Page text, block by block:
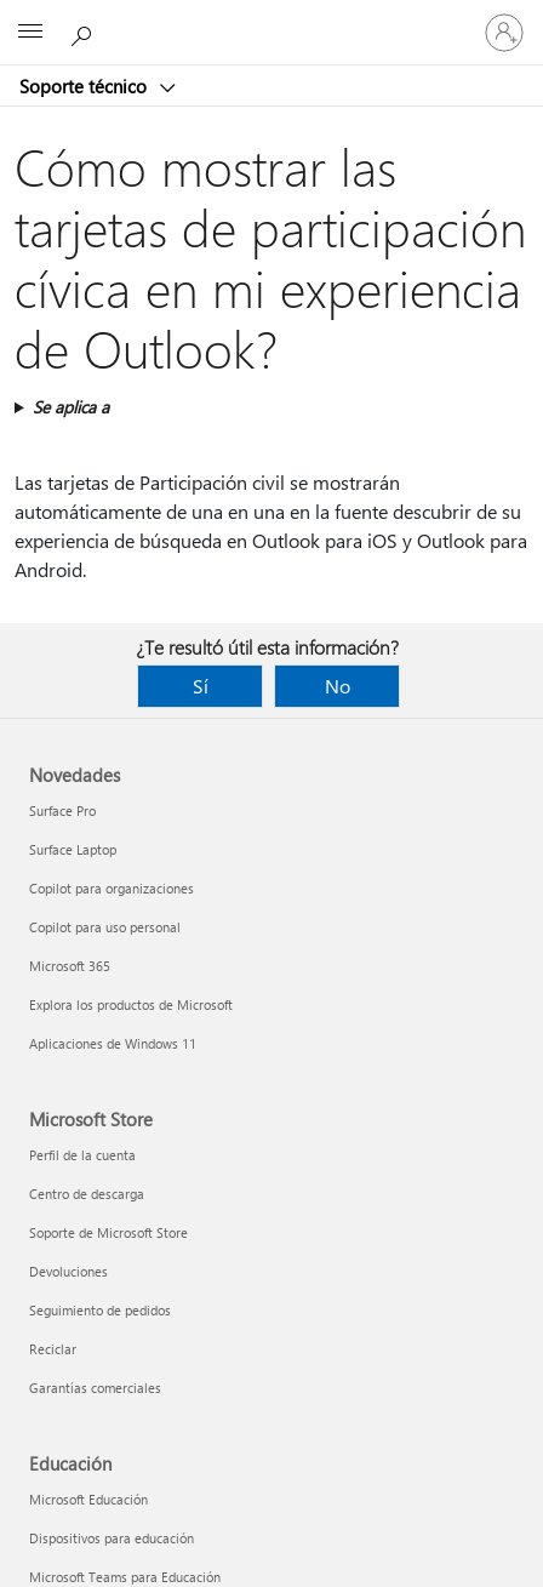
Soporte técnico
Iniciar
sesión
en
cuenta
Cómo mostrar las
tarjetas de participación
cívica en mi experiencia
de Outlook?
Se aplica a
Las tarjetas de Participación civil se mostrarán
automáticamente de una en una en la fuente descubrir de su
experiencia de búsqueda en Outlook para iOS y Outlook para
Android.
¿Te resultó útil esta información?
Sí
No
Novedades
Surface Pro
Surface Laptop
Copilot para organizaciones
Copilot para uso personal
Microsoft 365
Explora los productos de Microsoft
Aplicaciones de Windows 11
Microsoft Store
Perfil de la cuenta
Centro de descarga
Soporte de Microsoft Store
Devoluciones
Seguimiento de pedidos
Reciclar
Garantías comerciales
Educación
Microsoft Educación
Dispositivos para educación
Microsoft Teams para Educación